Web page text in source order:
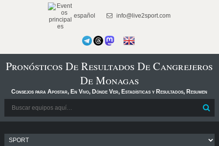
español info@live2sport.com
Pronósticos De Resultados De Cangrejeros
De Monagas
Consejos para Apostar, En Vivo, Dónde Ver, Estadísticas y Resultados, Resumen